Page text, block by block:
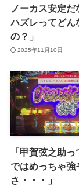
ノーカス安定
ハズレってどん
の？」
2025年11月10日
「甲賀弦之助
ではめっちゃ強
さ・・・」